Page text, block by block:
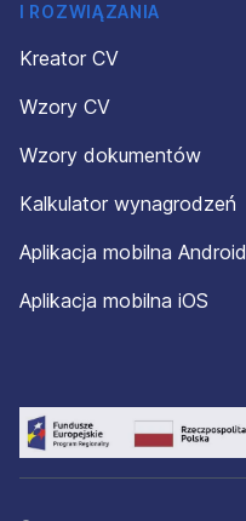
I ROZWIĄZANIA
Kreator CV
Wzory CV
Wzory dokumentów
Kalkulator wynagrodzeń
Aplikacja mobilna Android
Aplikacja mobilna iOS